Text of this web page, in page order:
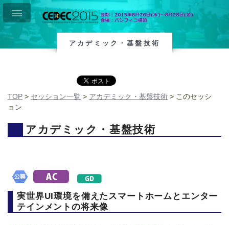
アカデミック・基盤技術
TOP > セッション一覧 > アカデミック・基盤技術 > このセッシ
ョン
アカデミック・基盤技術
実世界UI環境を備えたスマートホームとエンター
テインメントの将来像